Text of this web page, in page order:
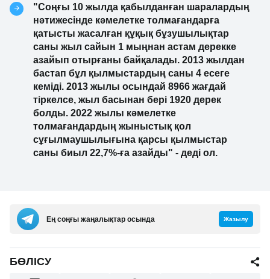
"Соңғы 10 жылда қабылданған шаралардың
нәтижесінде кәмелетке толмағандарға
қатысты жасалған құқық бұзушылықтар
саны жыл сайын 1 мыңнан астам дерекке
азайып отырғаны байқалады. 2013 жылдан
бастап бұл қылмыстардың саны 4 есеге
кеміді. 2013 жылы осындай 8966 жағдай
тіркелсе, жыл басынан бері 1920 дерек
болды. 2022 жылы кәмелетке
толмағандардың жыныстық қол
сұғылмаушылығына қарсы қылмыстар
саны биыл 22,7%-ға азайды" - деді ол.
Ең соңғы жаңалықтар осында Жазылу
БӨЛІСУ